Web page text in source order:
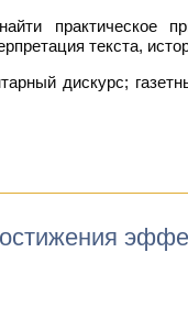
практическое
текста,
дискурс;